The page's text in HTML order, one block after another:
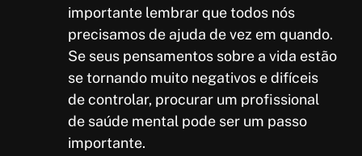
importante lembrar que todos nós
precisamos de ajuda de vez em quando.
Se seus pensamentos sobre a vida estão
se tornando muito negativos e difíceis
de controlar, procurar um profissional
de saúde mental pode ser um passo
importante.